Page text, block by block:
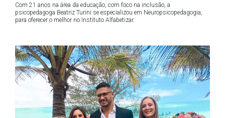
Com 21 anos na área da educação, com foco na inclusão, a
psicopedagoga Beatriz Turini se especializou em Neuropsicopedagogia,
para oferecer o melhor no Instituto Alfabetizar.